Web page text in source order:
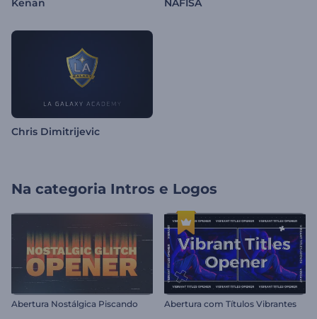
Kenan NAFISA
Chris Dimitrijevic
Na categoria Intros e Logos
Abertura Nostálgica Piscando Abertura com Títulos Vibrantes